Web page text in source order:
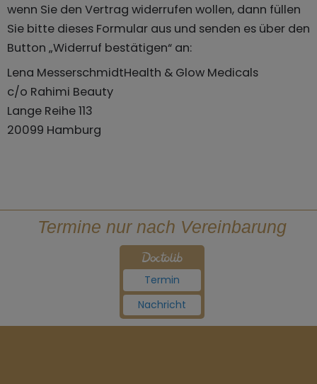
wenn Sie den Vertrag widerrufen wollen, dann füllen
Sie bitte dieses Formular aus und senden es über den
Button „Widerruf bestätigen“ an:
Lena MesserschmidtHealth & Glow Medicals
c/o Rahimi Beauty
Lange Reihe 113
20099 Hamburg
Termine nur nach Vereinbarung
Termin
Nachricht